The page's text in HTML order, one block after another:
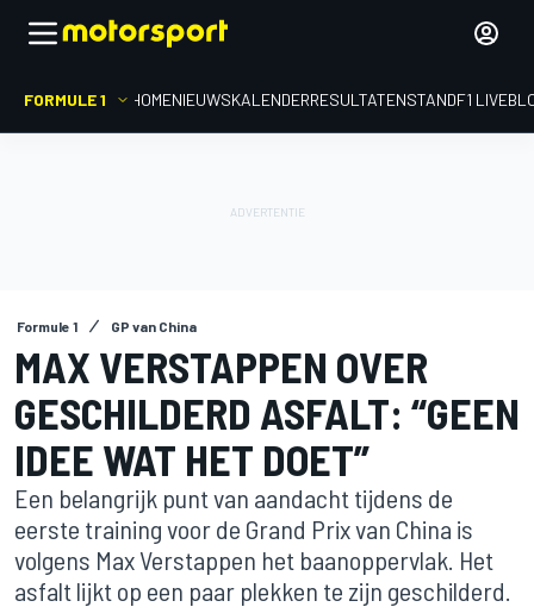
FORMULE 1 HOMENIEUWSKALENDERRESULTATENSTANDF1
Formule 1 GP van China
MAX VERSTAPPEN OVER
GESCHILDERD ASFALT: “GEEN
IDEE WAT HET DOET”
Een belangrijk punt van aandacht tijdens de
eerste training voor de Grand Prix van China is
volgens Max Verstappen het baanoppervlak. Het
asfalt lijkt op een paar plekken te zijn geschilderd.